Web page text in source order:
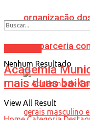
organização
em parceria
Nenhum Resultado
View All Result
Academia
mais duas